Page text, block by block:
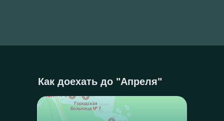
Как доехать до "Апреля"